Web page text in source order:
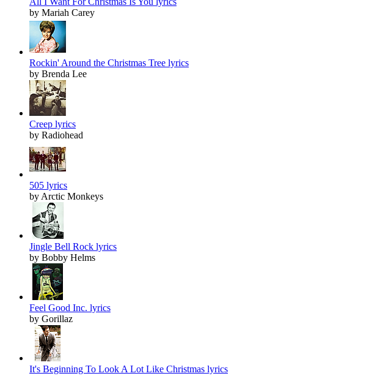
by Mariah Carey
Rockin' Around the Christmas Tree lyrics
by Brenda Lee
Creep lyrics
by Radiohead
505 lyrics
by Arctic Monkeys
Jingle Bell Rock lyrics
by Bobby Helms
Feel Good Inc. lyrics
by Gorillaz
It's Beginning To Look A Lot Like Christmas lyrics